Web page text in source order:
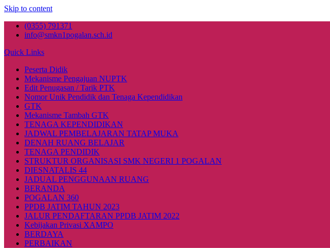
Skip to content
(0355) 791371
info@smkn1pogalan.sch.id
Quick Links
Peserta Didik
Mekanisme Pengajuan NUPTK
Edit Penugasan / Tarik PTK
Nomor Unik Pendidik dan Tenaga Kependidikan
GTK
Mekanisme Tambah GTK
TENAGA KEPENDIDIKAN
JADWAL PEMBELAJARAN TATAP MUKA
DENAH RUANG BELAJAR
TENAGA PENDIDIK
STRUKTUR ORGANISASI SMK NEGERI 1 POGALAN
DIESNATALIS 44
JADUAL PENGGUNAAN RUANG
BERANDA
POGALAN 360
PPDB JATIM TAHUN 2023
JALUR PENDAFTARAN PPDB JATIM 2022
Kebijakan Privasi XAMPO
BERDAYA
PERBAIKAN